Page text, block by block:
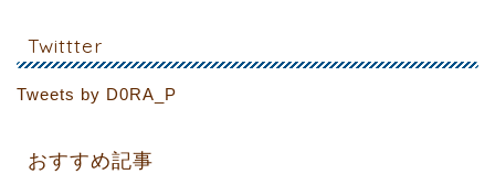
Twittter
Tweets by D0RA_P
おすすめ記事